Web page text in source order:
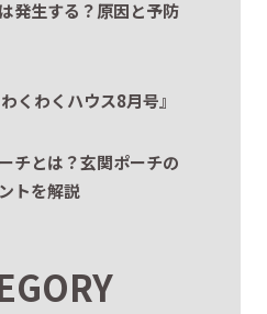
発生する？原因と予防
くわくハウス8月号』
チとは？玄関ポーチの
トを解説